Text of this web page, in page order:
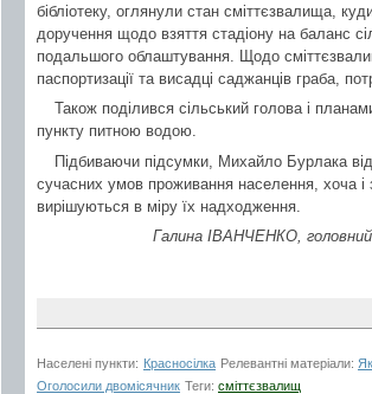
бібліотеку, оглянули стан сміттєзвалища,
доручення щодо взяття стадіону на баланс
подальшого облаштування. Щодо
паспортизації та висадці саджанців граба,
Також поділився сільський голова і
пункту питною водою.
Підбиваючи підсумки, Михайло Бурлака
сучасних умов проживання населення, хоча
вирішуються в міру їх надходження.
Галина ІВАНЧЕНКО, головний
Населені пункти: Красносілка Релевантні матеріали:
Оголосили двомісячник Теги: сміттєзвалищ